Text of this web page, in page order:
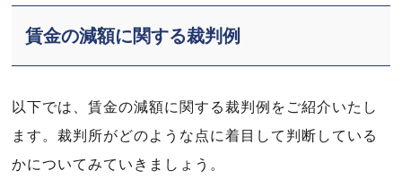
賃金の減額に関する裁判例
以下では、賃金の減額に関する裁判例をご紹介いたし
ます。裁判所がどのような点に着目して判断している
かについてみていきましょう。